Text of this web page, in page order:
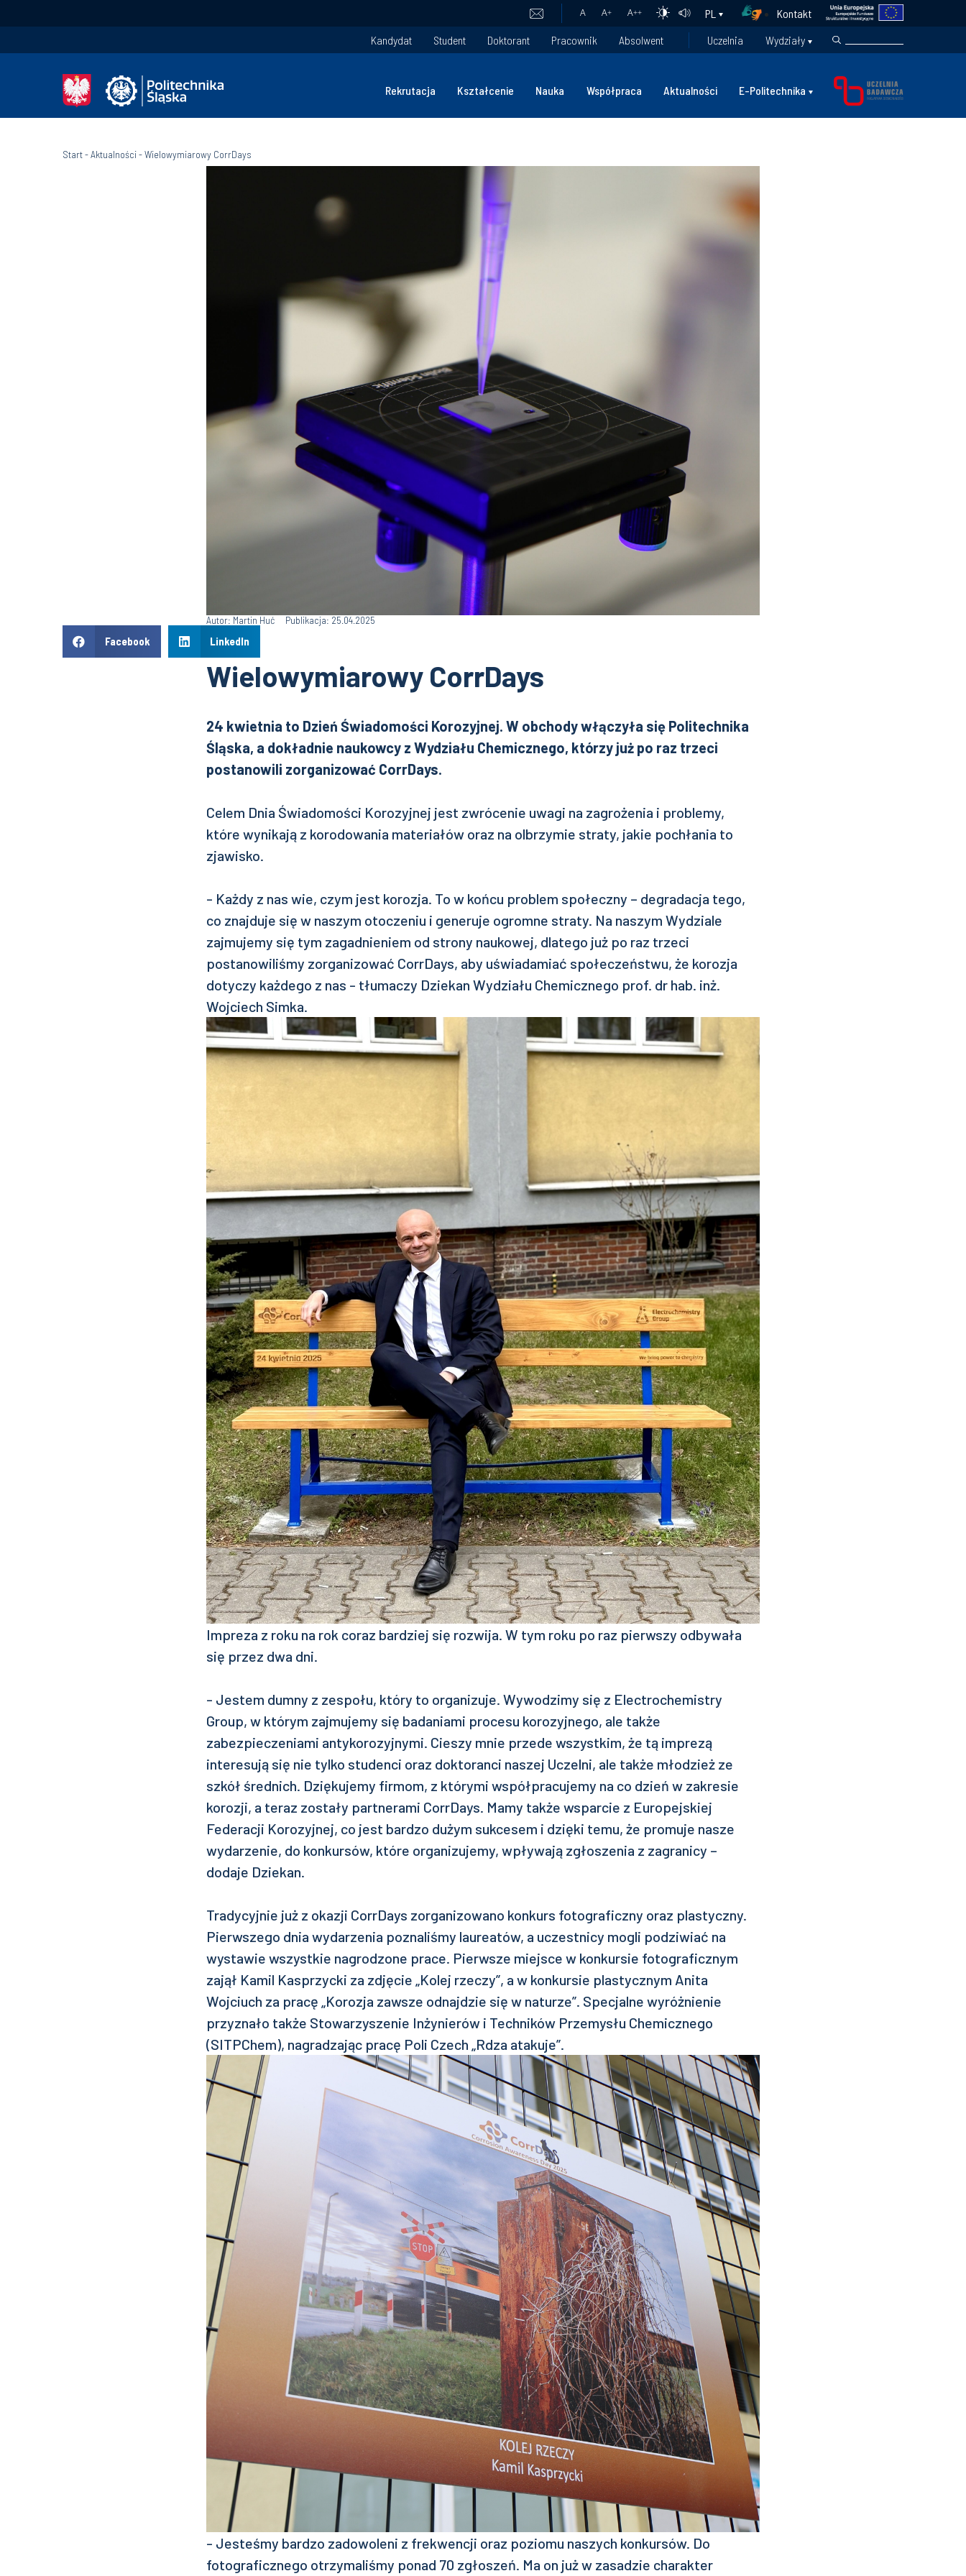
A A+ A++ PL
Kontakt
Kandydat
Student Doktorant Pracownik Absolwent Uczelnia Wydziały
Rekrutacja Kształcenie Nauka Współpraca Aktualności E-Politechnika
Start-Aktualności-Wielowymiarowy CorrDays
Autor: Martin Huć Publikacja: 25.04.2025
Facebook LinkedIn
Wielowymiarowy CorrDays
24 kwietnia to Dzień Świadomości Korozyjnej. W obchody włączyła się Politechnika
Śląska, a dokładnie naukowcy z Wydziału Chemicznego, którzy już po raz trzeci
postanowili zorganizować CorrDays.
Celem Dnia Świadomości Korozyjnej jest zwrócenie uwagi na zagrożenia i problemy,
które wynikają z korodowania materiałów oraz na olbrzymie straty, jakie pochłania to
zjawisko.
- Każdy z nas wie, czym jest korozja. To w końcu problem społeczny – degradacja tego,
co znajduje się w naszym otoczeniu i generuje ogromne straty. Na naszym Wydziale
zajmujemy się tym zagadnieniem od strony naukowej, dlatego już po raz trzeci
postanowiliśmy zorganizować CorrDays, aby uświadamiać społeczeństwu, że korozja
dotyczy każdego z nas - tłumaczy Dziekan Wydziału Chemicznego prof. dr hab. inż.
Wojciech Simka.
Impreza z roku na rok coraz bardziej się rozwija. W tym roku po raz pierwszy odbywała
się przez dwa dni.
- Jestem dumny z zespołu, który to organizuje. Wywodzimy się z Electrochemistry
Group, w którym zajmujemy się badaniami procesu korozyjnego, ale także
zabezpieczeniami antykorozyjnymi. Cieszy mnie przede wszystkim, że tą imprezą
interesują się nie tylko studenci oraz doktoranci naszej Uczelni, ale także młodzież ze
szkół średnich. Dziękujemy firmom, z którymi współpracujemy na co dzień w zakresie
korozji, a teraz zostały partnerami CorrDays. Mamy także wsparcie z Europejskiej
Federacji Korozyjnej, co jest bardzo dużym sukcesem i dzięki temu, że promuje nasze
wydarzenie, do konkursów, które organizujemy, wpływają zgłoszenia z zagranicy –
dodaje Dziekan.
Tradycyjnie już z okazji CorrDays zorganizowano konkurs fotograficzny oraz plastyczny.
Pierwszego dnia wydarzenia poznaliśmy laureatów, a uczestnicy mogli podziwiać na
wystawie wszystkie nagrodzone prace. Pierwsze miejsce w konkursie fotograficznym
zajął Kamil Kasprzycki za zdjęcie „Kolej rzeczy”, a w konkursie plastycznym Anita
Wojciuch za pracę „Korozja zawsze odnajdzie się w naturze”. Specjalne wyróżnienie
przyznało także Stowarzyszenie Inżynierów i Techników Przemysłu Chemicznego
(SITPChem), nagradzając pracę Poli Czech „Rdza atakuje”.
- Jesteśmy bardzo zadowoleni z frekwencji oraz poziomu naszych konkursów. Do
fotograficznego otrzymaliśmy ponad 70 zgłoszeń. Ma on już w zasadzie charakter